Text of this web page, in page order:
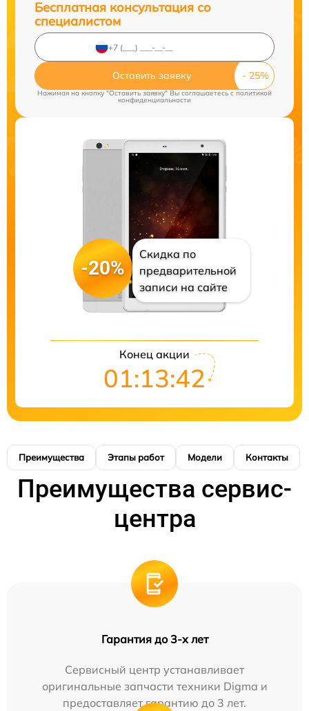
Бесплатная консультация со
специалистом
Оставить заявку
Нажимая на кнопку "Оставить заявку" Вы соглашаетесь c политикой
конфиденциальности
-20%
Скидка по
предварительной
записи на сайте
Конец акции
01:13:42
Преимущества Этапы работ Модели Контакты
Преимущества сервис-
центра
Гарантия до 3-х лет
Сервисный центр устанавливает
оригинальные запчасти техники Digma и
предоставляет гарантию до 3 лет.